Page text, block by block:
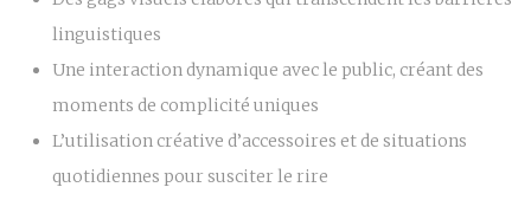
linguistiques
Une interaction dynamique avec le public, créant des
moments de complicité uniques
L’utilisation créative d’accessoires et de situations
quotidiennes pour susciter le rire